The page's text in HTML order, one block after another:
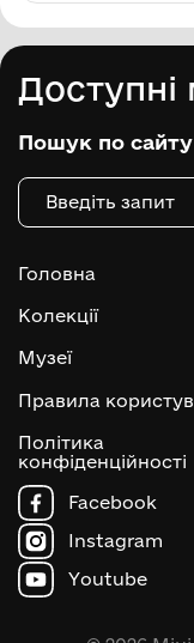
Доступні
Пошук по сайту
Головна
Колекції
Музеї
Правила
Політика
конфіденційності
Facebook
Instagram
Youtube